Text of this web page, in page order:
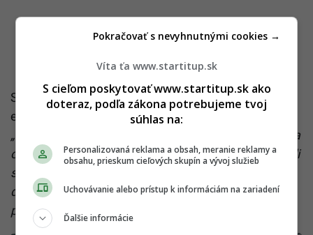
Súčasťou frakcie S&D je okrem Beňovej aj
europoslanci za Smer Robert Hajšel a Miroslav Číž.
„Ja aj kolega Robert Hajšel sme včera zahlasovali za
obe rezolúcie EP odsudzujúce kroky Ruska a vyjadrili
sme opakovane podporu Ukrajine. Ja osobne
dokonca skôr, ako začali organizovať slovenskí
poslanci svoje vlastné stanovisko,“
Víta ťa www.startitup.sk
S cieľom poskytovať www.startitup.sk ako
doteraz, podľa zákona potrebujeme tvoj
súhlas na:
Personalizovaná reklama a obsah, meranie reklamy a
obsahu, prieskum cieľových skupín a vývoj služieb
Uchovávanie alebo prístup k informáciám na zariadení
Ďalšie informácie
Pokračovať s nevyhnutnými cookies →